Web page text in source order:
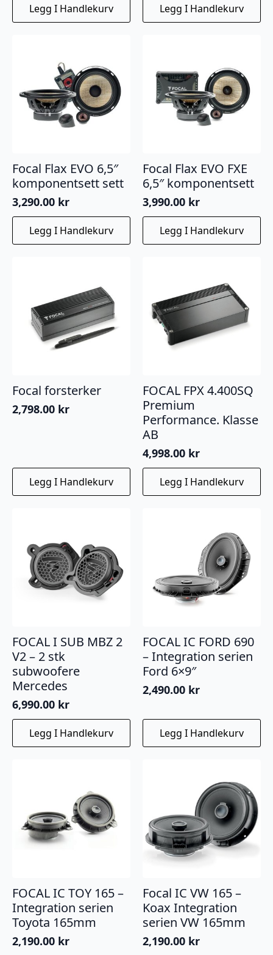
Legg I Handlekurv Legg I Handlekurv
Focal Flax EVO 6,5″
komponentsett sett
3,290.00 kr
Legg I Handlekurv
Focal Flax EVO FXE
6,5″ komponentsett
3,990.00 kr
Legg I Handlekurv
Focal forsterker
2,798.00 kr
Legg I Handlekurv
FOCAL FPX 4.400SQ
Premium
Performance. Klasse
AB
4,998.00 kr
Legg I Handlekurv
FOCAL I SUB MBZ 2
V2 – 2 stk
subwoofere
Mercedes
6,990.00 kr
Legg I Handlekurv
FOCAL IC FORD 690
– Integration serien
Ford 6×9″
2,490.00 kr
Legg I Handlekurv
FOCAL IC TOY 165 –
Integration serien
Toyota 165mm
2,190.00 kr
Focal IC VW 165 –
Koax Integration
serien VW 165mm
2,190.00 kr